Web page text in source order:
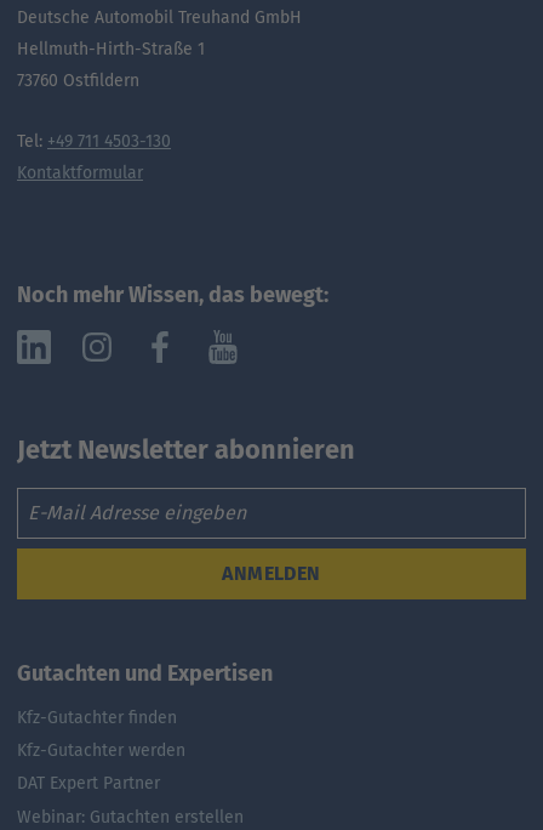
Deutsche Automobil Treuhand GmbH
Hellmuth-Hirth-Straße 1
73760 Ostfildern
Tel: +49 711 4503-130
Kontaktformular
Noch mehr Wissen, das bewegt:
Jetzt Newsletter abonnieren
Email
ANMELDEN
Gutachten und Expertisen
Kfz-Gutachter finden
Kfz-Gutachter werden
DAT Expert Partner
Webinar: Gutachten erstellen